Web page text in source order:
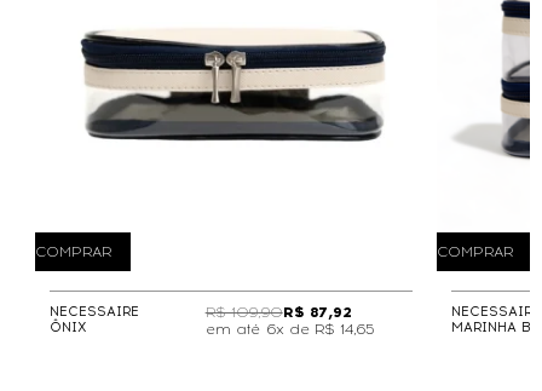
COMPRAR
NECESSAIRE
ÔNIX
R$ 109,90R$ 87,92
6x de R$ 14,65
COMPRAR
MARINHA